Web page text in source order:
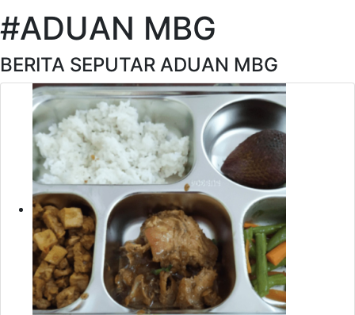
#ADUAN MBG
BERITA SEPUTAR ADUAN MBG